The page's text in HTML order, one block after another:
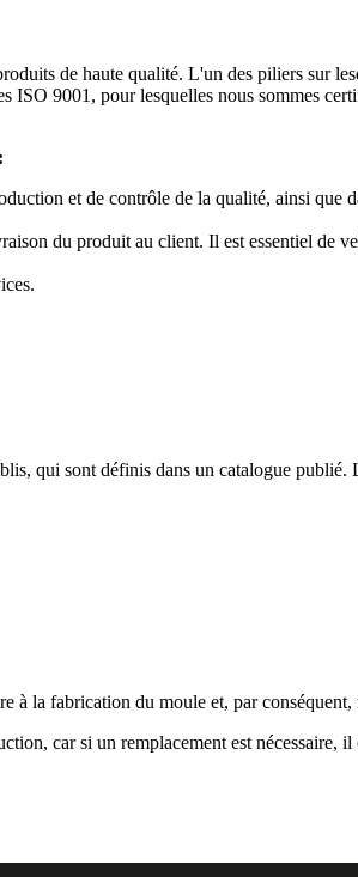
de haute qualité. L'un des piliers sur
9001, pour lesquelles nous sommes
et de contrôle de la qualité, ainsi que
du produit au client. Il est essentiel de
qui sont définis dans un catalogue
à la fabrication du moule et, par conséquent,
car si un remplacement est nécessaire, il